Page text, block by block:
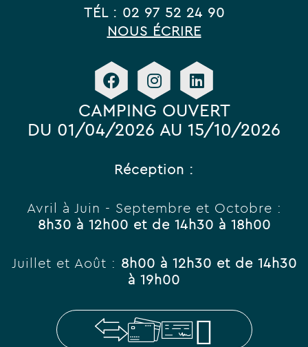
TÉL : 02 97 52 24 90
NOUS ÉCRIRE
CAMPING OUVERT
DU 01/04/2026 AU 15/10/2026
Réception :
Avril à Juin - Septembre et Octobre :
8h30 à 12h00 et de 14h30 à 18h00
Juillet et Août : 8h00 à 12h30 et de 14h30
à 19h00